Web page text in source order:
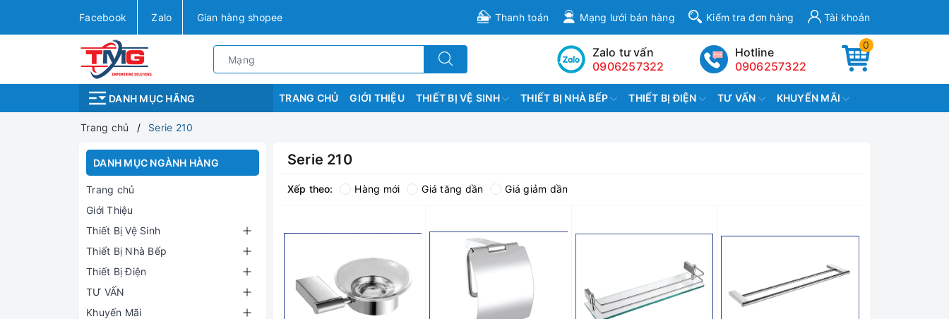
Facebook Zalo Gian hàng shopee Thanh toán Mạng lưới bán hàng Kiểm tra đơn hàng Tài khoản
0
Hotline
0906257322
Zalo tư vấn
0906257322
DANH MỤC HÃNG TRANG CHỦ GIỚI THIỆU THIẾT BỊ VỆ SINH THIẾT BỊ NHÀ BẾP THIẾT BỊ ĐIỆN TƯ VẤN KHUYẾN MÃI
Trang chủ Serie 210
DANH MỤC NGÀNH HÀNG
Trang chủ
Giới Thiệu
Thiết Bị Vệ Sinh
Thiết Bị Nhà Bếp
Thiết Bị Điện
TƯ VẤN
Khuyến Mãi
Serie 210
Xếp theo: Hàng mới Giá tăng dần Giá giảm dần